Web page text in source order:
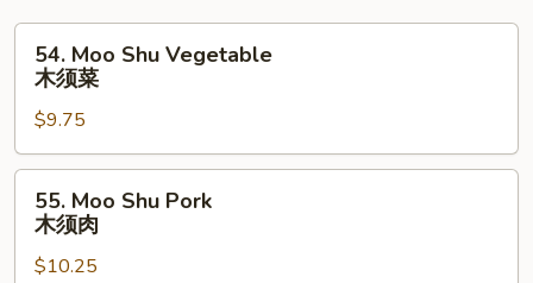
Moo
Shu
Vegetable
木
须
54. Moo Shu Vegetable
木须菜
$9.75
Moo
Shu
Pork
55. Moo Shu Pork
木须肉
$10.25